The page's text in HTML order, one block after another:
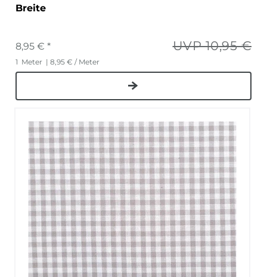
Breite
UVP 10,95 €
8,95 € *
1 Meter | 8,95 € / Meter